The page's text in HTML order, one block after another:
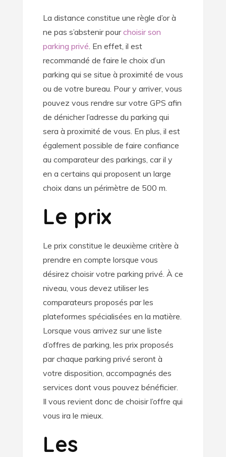
La distance constitue une règle d’or à
ne pas s’abstenir pourchoisir son
parking privé . En effet, il est
recommandé de faire le choix d’un
parking qui se situe à proximité de vous
ou de votre bureau. Pour y arriver, vous
pouvez vous rendre sur votre GPS afin
de dénicher l’adresse du parking qui
sera à proximité de vous. En plus, il est
également possible de faire confiance
au comparateur des parkings, car il y
en a certains qui proposent un large
choix dans un périmètre de 500 m.
Le prix
Le prix constitue le deuxième critère à
prendre en compte lorsque vous
désirez choisir votre parking privé. À ce
niveau, vous devez utiliser les
comparateurs proposés par les
plateformes spécialisées en la matière.
Lorsque vous arrivez sur une liste
d’offres de parking, les prix proposés
par chaque parking privé seront à
votre disposition, accompagnés des
services dont vous pouvez bénéficier.
Il vous revient donc de choisir l’offre qui
vous ira le mieux.
Les